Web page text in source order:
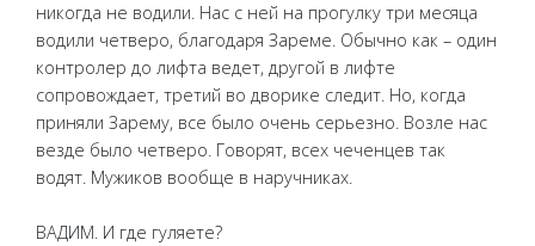
никогда не водили. Нас с ней на прогулку три месяца
водили четверо, благодаря Зареме. Обычно как – один
контролер до лифта ведет, другой в лифте
сопровождает, третий во дворике следит. Но, когда
приняли Зарему, все было очень серьезно. Возле нас
везде было четверо. Говорят, всех чеченцев так
водят. Мужиков вообще в наручниках.
ВАДИМ. И где гуляете?